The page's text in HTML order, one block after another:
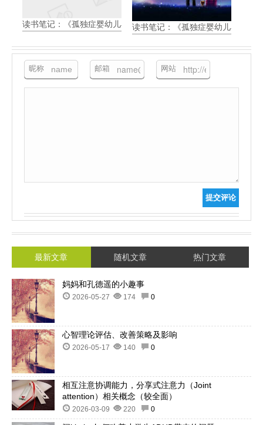
读书笔记：《孤独症婴幼儿早期开始丹佛模式：促进语言、学习
读书笔记：《孤独症婴幼儿早期开
昵称 邮箱 网站
提交评论
最新文章 随机文章 热门文章
妈妈和孔德遥的小趣事
2026-05-27 174 0
心智理论评估、改善策略及影响
2026-05-17 140 0
相互注意协调能力，分享式注意力（Joint
attention）相关概念（较全面）
2026-03-09 220 0